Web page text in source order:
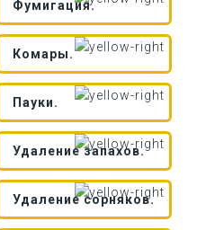
Фумигация.
Комары.
Пауки.
Удаление запахов.
Удаление сорняков.